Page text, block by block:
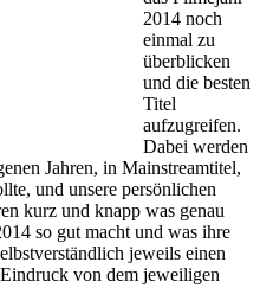
2014 noch
einmal zu
überblicken
und die besten
Titel
aufzugreifen.
Dabei werden
Jahren, in Mainstreamtitel,
und unsere persönlichen
kurz und knapp was genau
so gut macht und was ihre
jeweils einen
von dem jeweiligen